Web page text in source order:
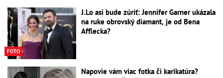
FOTO
J.Lo asi bude zúriť: Jennifer Garner ukázala
na ruke obrovský diamant, je od Bena
Afflecka?
Napovie vám viac fotka či karikatúra?